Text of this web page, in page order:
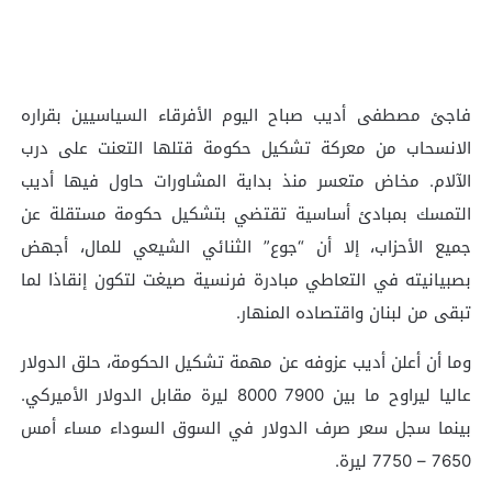
فاجئ مصطفى أديب صباح اليوم الأفرقاء السياسيين بقراره
الانسحاب من معركة تشكيل حكومة قتلها التعنت على درب
الآلام. مخاض متعسر منذ بداية المشاورات حاول فيها أديب
التمسك بمبادئ أساسية تقتضي بتشكيل حكومة مستقلة عن
جميع الأحزاب، إلا أن “جوع” الثنائي الشيعي للمال، أجهض
بصبيانيته في التعاطي مبادرة فرنسية صيغت لتكون إنقاذا لما
تبقى من لبنان واقتصاده المنهار.
وما أن أعلن أديب عزوفه عن مهمة تشكيل الحكومة، حلق الدولار
عاليا ليراوح ما بين 7900 8000 ليرة مقابل الدولار الأميركي.
بينما سجل سعر صرف الدولار في السوق السوداء مساء أمس
7650 – 7750 ليرة.